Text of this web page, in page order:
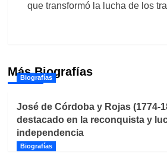
que transformó la lucha de los
Más Biografías
Biografías
José de Córdoba y Rojas (1774-
destacado en la reconquista y
independencia
Biografías